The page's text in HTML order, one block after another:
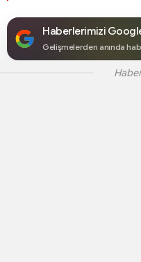
Haberlerimizi
Gelişmelerden anında